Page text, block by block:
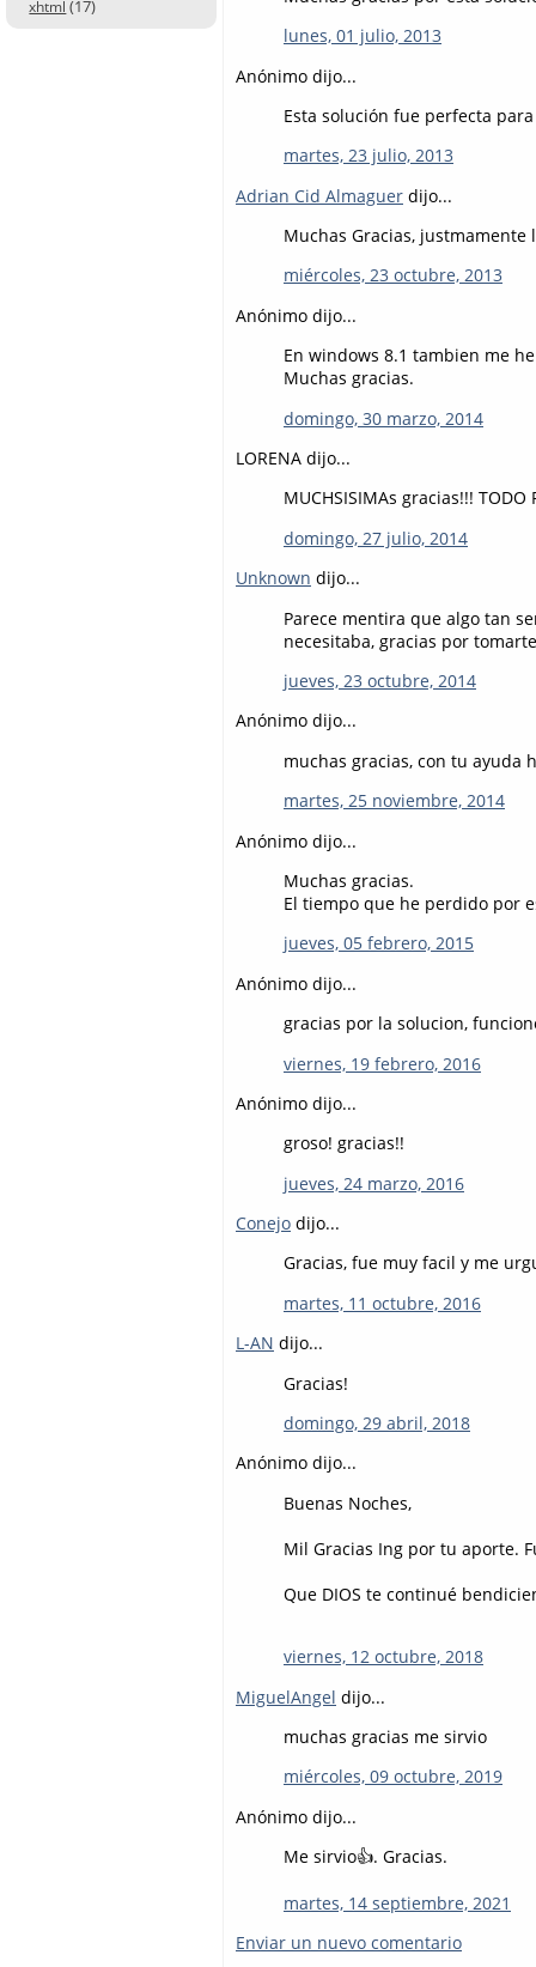
xhtml (17)
lunes, 01 julio, 2013
Anónimo dijo...
Esta solución fue perfecta
martes, 23 julio, 2013
Adrian Cid Almaguer dijo...
Muchas Gracias,
miércoles, 23 octubre, 2013
Anónimo dijo...
En windows 8.1 tambien me
Muchas gracias.
domingo, 30 marzo, 2014
LORENA dijo...
MUCHSISIMAs gracias!!! TODO
domingo, 27 julio, 2014
Unknown dijo...
Parece mentira que algo tan
necesitaba, gracias por
jueves, 23 octubre, 2014
Anónimo dijo...
muchas gracias, con tu ayuda
martes, 25 noviembre, 2014
Anónimo dijo...
Muchas gracias.
El tiempo que he perdido por
jueves, 05 febrero, 2015
Anónimo dijo...
gracias por la solucion,
viernes, 19 febrero, 2016
Anónimo dijo...
groso! gracias!!
jueves, 24 marzo, 2016
Conejo dijo...
Gracias, fue muy facil y me
martes, 11 octubre, 2016
L-AN dijo...
Gracias!
domingo, 29 abril, 2018
Anónimo dijo...
Buenas Noches,
Mil Gracias Ing por tu aporte.
Que DIOS te continué
viernes, 12 octubre, 2018
MiguelAngel dijo...
muchas gracias me sirvio
miércoles, 09 octubre, 2019
Anónimo dijo...
Me sirvio👍. Gracias.
martes, 14 septiembre, 2021
Enviar un nuevo comentario